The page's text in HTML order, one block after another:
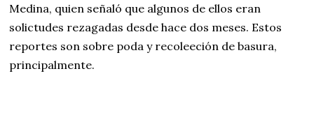
Medina, quien señaló que algunos de ellos eran
solictudes rezagadas desde hace dos meses. Estos
reportes son sobre poda y recoleeción de basura,
principalmente.